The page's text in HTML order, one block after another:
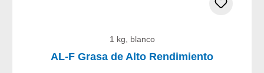
1 kg, blanco
AL-F Grasa de Alto Rendimiento